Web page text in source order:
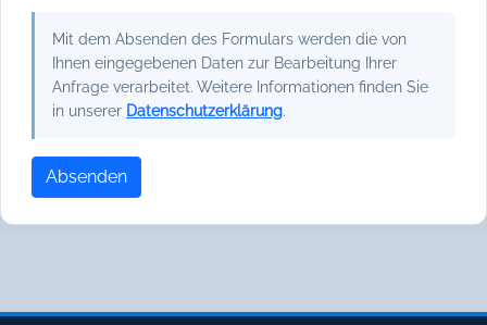
Mit dem Absenden des Formulars werden die von
Ihnen eingegebenen Daten zur Bearbeitung Ihrer
Anfrage verarbeitet. Weitere Informationen finden Sie
in unserer Datenschutzerklärung.
Absenden